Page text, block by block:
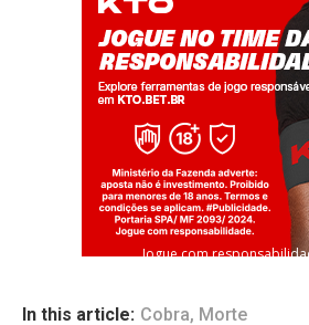
Jogue com
In this article: Cobra, Morte